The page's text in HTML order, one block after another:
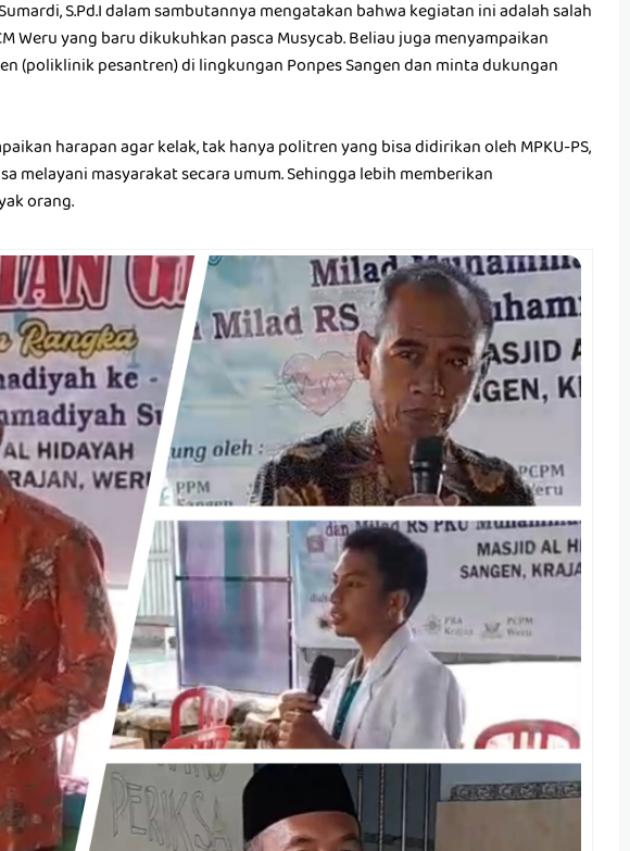
S.Pd.I dalam sambutannya mengatakan bahwa kegiatan ini adalah salah
Weru yang baru dikukuhkan pasca Musycab. Beliau juga menyampaikan
(poliklinik pesantren) di lingkungan Ponpes Sangen dan minta dukungan
harapan agar kelak, tak hanya politren yang bisa didirikan oleh MPKU-PS,
melayani masyarakat secara umum. Sehingga lebih memberikan
orang.